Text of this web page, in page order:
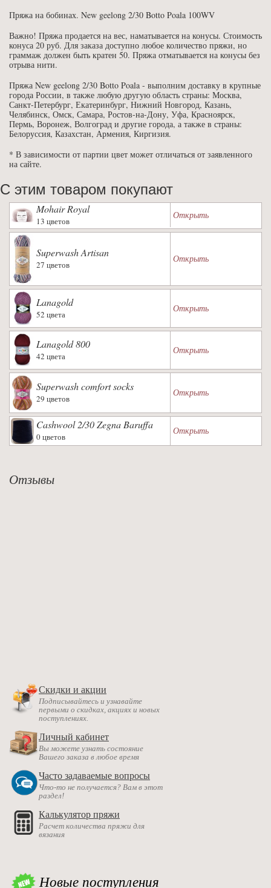
Пряжа на бобинах. New geelong 2/30 Botto Poala 100WV
Важно! Пряжа продается на вес, наматывается на конусы. Стоимость
конуса 20 руб. Для заказа доступно любое количество пряжи, но
граммаж должен быть кратен 50. Пряжа отматывается на конусы без
отрыва нити.
Пряжа New geelong 2/30 Botto Poala - выполним доставку в крупные
города России, в также любую другую область страны: Москва,
Санкт-Петербург, Екатеринбург, Нижний Новгород, Казань,
Челябинск, Омск, Самара, Ростов-на-Дону, Уфа, Красноярск,
Пермь, Воронеж, Волгоград и другие города, а также в страны:
Белоруссия, Казахстан, Армения, Киргизия.
* В зависимости от партии цвет может отличаться от заявленного
на сайте.
С этим товаром покупают
Mohair Royal
13 цветов
Открыть
Superwash Artisan
27 цветов
Открыть
Lanagold
52 цвета
Открыть
Lanagold 800
42 цвета
Открыть
Superwash comfort socks
29 цветов
Открыть
Cashwool 2/30 Zegna Baruffa
0 цветов
Открыть
Отзывы
Скидки и акции
Подписывайтесь и узнавайте
первыми о скидках, акциях и новых
поступлениях.
Личный кабинет
Вы можете узнать состояние
Вашего заказа в любое время
Часто задаваемые вопросы
Что-то не получается? Вам в этот
раздел!
Калькулятор пряжи
Расчет количества пряжи для
вязания
Новые поступления